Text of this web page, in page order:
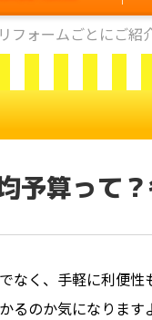
フォームごとにご紹
予算って
なく、手軽に利便
るのか気になりま